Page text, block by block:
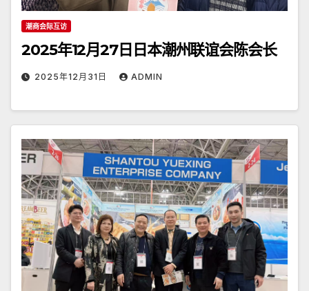
潮商会际互访
2025年12月27日日本潮州联谊会陈会长
2025年12月31日 ADMIN